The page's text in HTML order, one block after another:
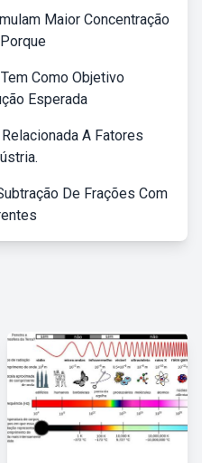
Maior Concentração
Como Objetivo
Esperada
A Fatores
De Frações Com